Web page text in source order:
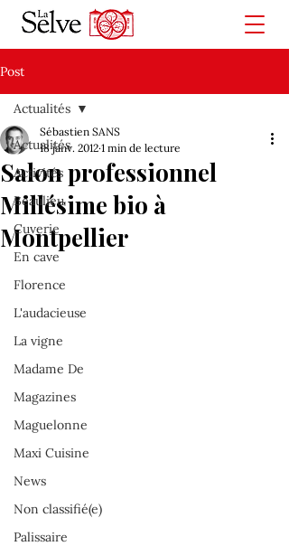
Post
Actualités
Activités
Beaulieu
Cuverie
En cave
Florence
L'audacieuse
La vigne
Madame De
Magazines
Maguelonne
Maxi Cuisine
News
Non classifié(e)
Palissaire
Actualités
Salon professionnel
Millésime bio à
Montpellier
Sébastien SANS
18 janv. 2012 1 min de lecture